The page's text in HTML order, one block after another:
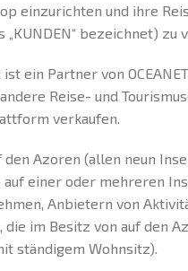
einzurichten und ihre
„KUNDEN“ bezeichnet) zu
ist ein Partner von
Reise- und
verkaufen.
den Azoren (allen neun
einer oder mehreren
Anbietern von
im Besitz von auf den
ständigem Wohnsitz).